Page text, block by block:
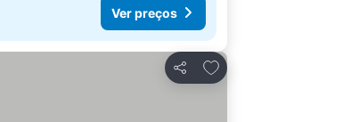
Ver preços
Partilhar
Adicionar aos favoritos